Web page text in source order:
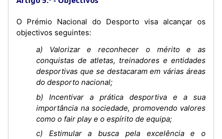
O Prémio Nacional do Desporto visa alcançar os
objectivos seguintes:
a) Valorizar e reconhecer o mérito e as
conquistas de atletas, treinadores e entidades
desportivas que se destacaram em várias áreas
do desporto nacional;
b) Incentivar a prática desportiva e a sua
importância na sociedade, promovendo valores
como o fair play e o espírito de equipa;
c) Estimular a busca pela excelência e o